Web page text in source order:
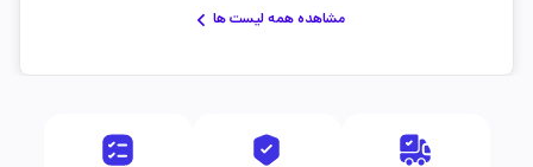
مشاهده همه لیست ها